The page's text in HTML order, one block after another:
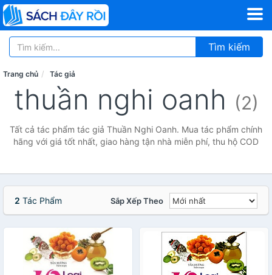
Tìm kiếm
Trang chủ Tác giả
thuần nghi oanh (2)
Tất cả tác phẩm tác giả Thuần Nghi Oanh. Mua tác phẩm chính
hãng với giá tốt nhất, giao hàng tận nhà miễn phí, thu hộ COD
2 Tác Phẩm Sắp Xếp Theo